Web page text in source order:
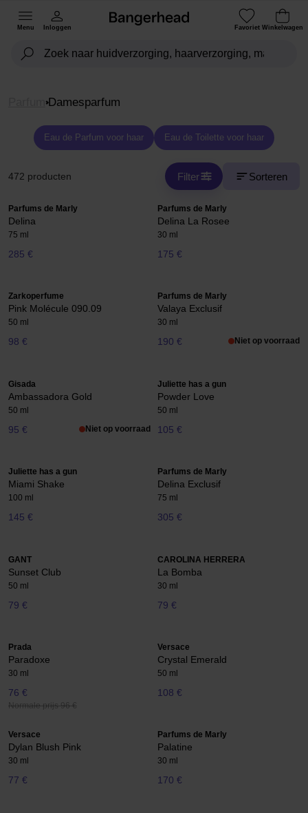
Menu Inloggen Favoriet Winkelwagen
Damesparfum
Eau de Parfum voor haar Eau de Toilette voor haar
472 producten Filter Sorteren
Parfums de Marly
Delina
75 ml
285 €
Parfums de Marly
Delina La Rosee
30 ml
175 €
Zarkoperfume
Pink Molécule 090.09
50 ml
98 €
Parfums de Marly
Valaya Exclusif
30 ml
190 € Niet op voorraad
Gisada
Ambassadora Gold
50 ml
95 € Niet op voorraad
Juliette has a gun
Powder Love
50 ml
105 €
Juliette has a gun
Miami Shake
100 ml
145 €
Parfums de Marly
Delina Exclusif
75 ml
305 €
GANT
Sunset Club
50 ml
79 €
CAROLINA HERRERA
La Bomba
30 ml
79 €
Prada
Paradoxe
30 ml
76 €
Normale prijs 96 €
Versace
Crystal Emerald
50 ml
108 €
Versace
Dylan Blush Pink
30 ml
77 €
Parfums de Marly
Palatine
30 ml
170 €